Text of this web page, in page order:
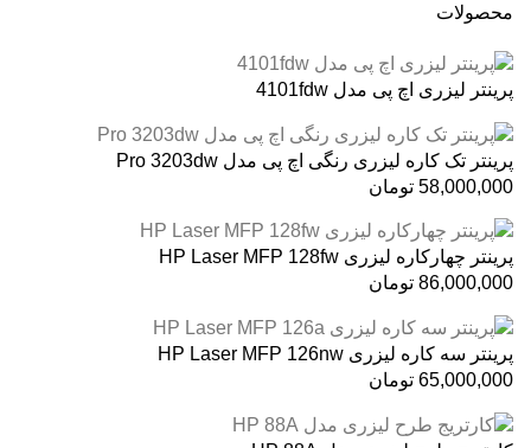
محصولات
پرینتر لیزری اچ پی مدل 4101fdw
پرینتر تک کاره لیزری رنگی اچ پی مدل Pro 3203dw
58,000,000 تومان
پرینتر چهارکاره لیزری HP Laser MFP 128fw
86,000,000 تومان
پرینتر سه کاره لیزری HP Laser MFP 126nw
65,000,000 تومان